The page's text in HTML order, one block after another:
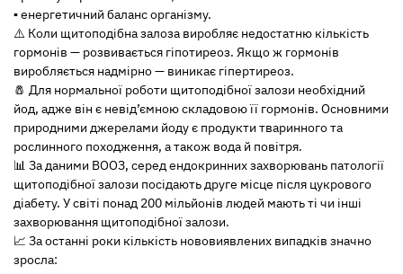
▪️ енергетичний баланс організму.
⚠️ Коли щитоподібна залоза виробляє недостатню кількість
гормонів — розвивається гіпотиреоз. Якщо ж гормонів
виробляється надмірно — виникає гіпертиреоз.
🧂 Для нормальної роботи щитоподібної залози необхідний
йод, адже він є невід’ємною складовою її гормонів. Основними
природними джерелами йоду є продукти тваринного та
рослинного походження, а також вода й повітря.
📊 За даними ВООЗ, серед ендокринних захворювань патології
щитоподібної залози посідають друге місце після цукрового
діабету. У світі понад 200 мільйонів людей мають ті чи інші
захворювання щитоподібної залози.
📈 За останні роки кількість нововиявлених випадків значно
зросла: